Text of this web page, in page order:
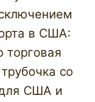
в США:
торговая
со
для США и